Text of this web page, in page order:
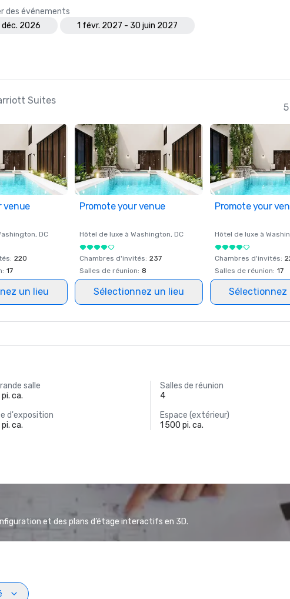
des événements
déc. 2026
1 févr. 2027 - 30 juin 2027
Suites
venue
, DC
: 220
: 17
un lieu
Promote your venue
Hôtel de luxe à Washington, DC
Chambres d'invités: 237
Salles de réunion: 8
Sélectionnez un lieu
Promote your
Hôtel de luxe à
Chambres d'invités:
Salles de réunion: 17
Sélectionnez
salle
ca.
Salles de réunion
4
d'exposition
ca.
Espace (extérieur)
1 500 pi. ca.
et des plans d’étage interactifs en 3D.